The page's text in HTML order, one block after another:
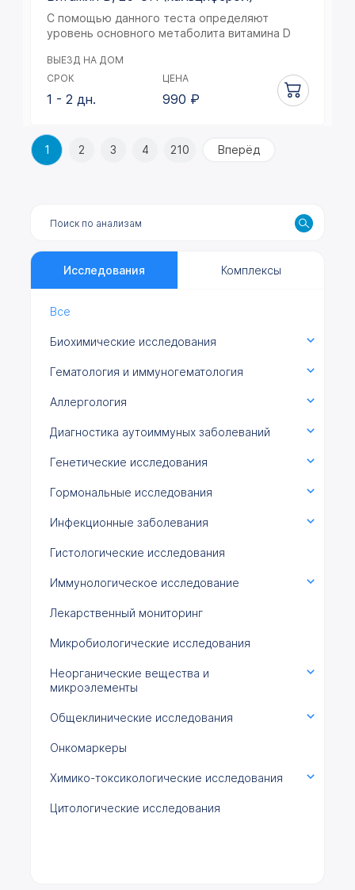
С помощью данного теста определяют
уровень основного метаболита витамина D
ВЫЕЗД НА ДОМ
СРОК
1 - 2 дн.
ЦЕНА
990 ₽
1 2 3 4 210 Вперёд
Исследования Комплексы
Все
Биохимические исследования
Гематология и иммуногематология
Аллергология
Диагностика аутоиммуных заболеваний
Генетические исследования
Гормональные исследования
Инфекционные заболевания
Гистологические исследования
Иммунологическое исследование
Лекарственный мониторинг
Микробиологические исследования
Неорганические вещества и
микроэлементы
Общеклинические исследования
Онкомаркеры
Химико-токсикологические исследования
Цитологические исследования